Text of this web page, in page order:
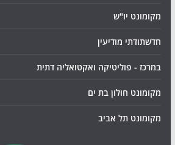
מקומונט יו"ש
חדשתודתי מודיעין
במרכז - פוליטיקה ואקטואליה דתית
מקומונט חולון בת ים
מקומונט תל אביב